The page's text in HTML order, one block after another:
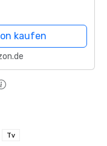
kaufen
Tv